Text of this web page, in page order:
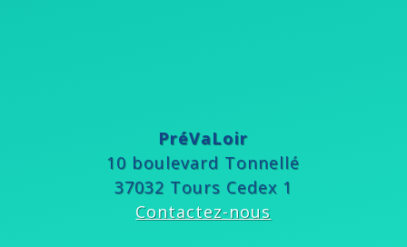
PréVaLoir
10 boulevard Tonnellé
37032 Tours Cedex 1
Contactez-nous